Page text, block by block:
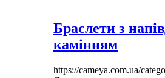
Браслети з
камінням
https://cameya.com.ua/